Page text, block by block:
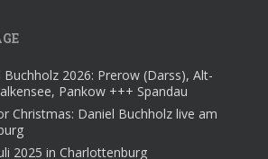
2026: Prerow (Darss), Alt-
Pankow +++ Spandau
Christmas: Daniel Buchholz live am
2025 in Charlottenburg